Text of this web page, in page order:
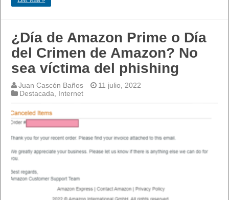
¿Día de Amazon Prime o Día
del Crimen de Amazon? No
sea víctima del phishing
Juan Cascón Baños
11 julio, 2022
Destacada
Internet